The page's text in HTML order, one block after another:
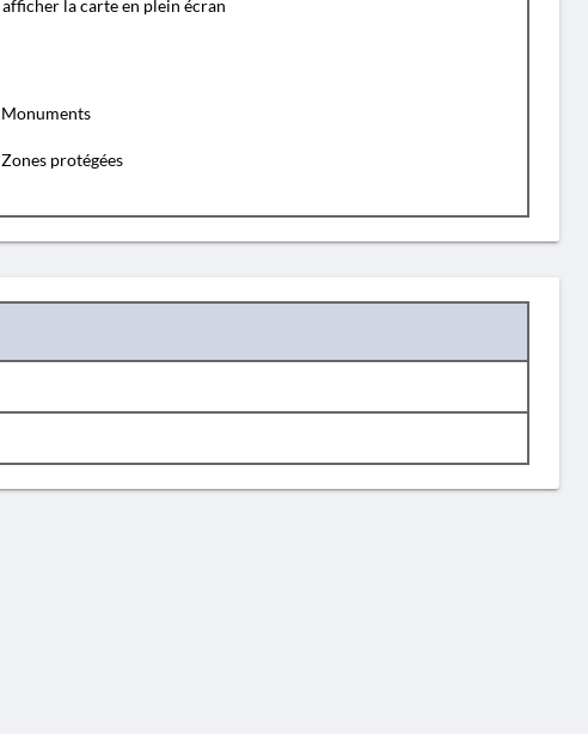
afficher la carte en plein écran
Monuments
Zones protégées